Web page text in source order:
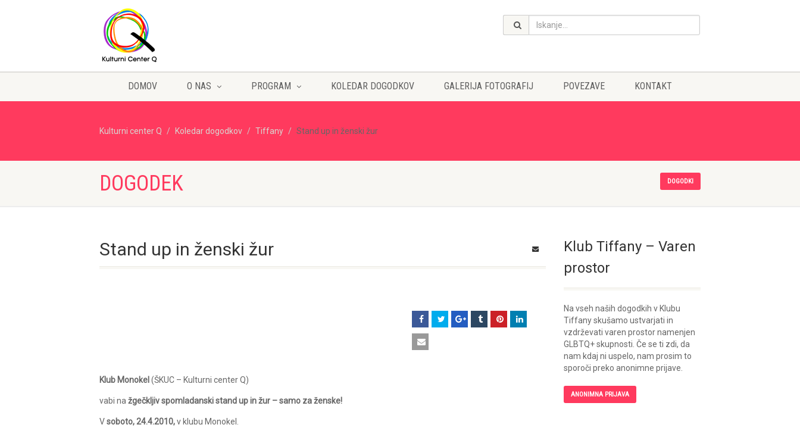
DOMOV O NAS PROGRAM KOLEDAR DOGODKOV GALERIJA FOTOGRAFIJ POVEZAVE KONTAKT
Kulturni center Q Koledar dogodkov Tiffany Stand up in ženski žur
DOGODEK DOGODKI
Stand up in ženski žur
Klub Monokel (ŠKUC – Kulturni center Q)
vabi na žgečkljiv spomladanski stand up in žur – samo za ženske!
Vsoboto, 24.4.2010,v klubu Monokel.
Klub Tiffany – Varen
prostor
Na vseh naših dogodkih v Klubu
Tiffany skušamo ustvarjati in
vzdrževati varen prostor namenjen
GLBTQ+ skupnosti. Če se ti zdi, da
nam kdaj ni uspelo, nam prosim to
sporoči preko anonimne prijave.
ANONIMNA PRIJAVA